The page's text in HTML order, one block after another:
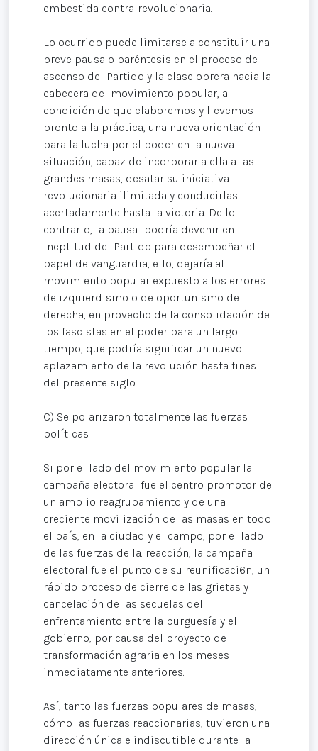
embestida contra-revolucionaria.
Lo ocurrido puede limitarse a constituir una
breve pausa o paréntesis en el proceso de
ascenso del Partido y la clase obrera hacia la
cabecera del movimiento popular, a
condición de que elaboremos y llevemos
pronto a la práctica, una nueva orientación
para la lucha por el poder en la nueva
situación, capaz de incorporar a ella a las
grandes masas, desatar su iniciativa
revolucionaria ilimitada y conducirlas
acertadamente hasta la victoria. De lo
contrario, la pausa -podría devenir en
ineptitud del Partido para desempeñar el
papel de vanguardia, ello, dejaría al
movimiento popular expuesto a los errores
de izquierdismo o de oportunismo de
derecha, en provecho de la consolidación de
los fascistas en el poder para un largo
tiempo, que podría significar un nuevo
aplazamiento de la revolución hasta fines
del presente siglo.
C) Se polarizaron totalmente las fuerzas
políticas.
Si por el lado del movimiento popular la
campaña electoral fue el centro promotor de
un amplio reagrupamiento y de una
creciente movilización de las masas en todo
el país, en la ciudad y el campo, por el lado
de las fuerzas de la. reacción, la campaña
electoral fue el punto de su reunificaci6n, un
rápido proceso de cierre de las grietas y
cancelación de las secuelas del
enfrentamiento entre la burguesía y el
gobierno, por causa del proyecto de
transformación agraria en los meses
inmediatamente anteriores.
Así, tanto las fuerzas populares de masas,
cómo las fuerzas reaccionarias, tuvieron una
dirección única e indiscutible durante la